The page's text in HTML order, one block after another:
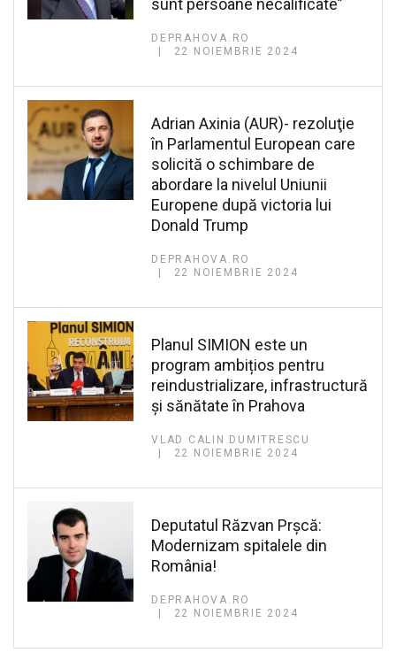
sunt persoane necalificate”
DEPRAHOVA.RO
22 NOIEMBRIE 2024
Adrian Axinia (AUR)- rezoluţie
în Parlamentul European care
solicită o schimbare de
abordare la nivelul Uniunii
Europene după victoria lui
Donald Trump
DEPRAHOVA.RO
22 NOIEMBRIE 2024
Planul SIMION este un
program ambițios pentru
reindustrializare, infrastructură
și sănătate în Prahova
VLAD CALIN DUMITRESCU
22 NOIEMBRIE 2024
Deputatul Răzvan Prșcă:
Modernizam spitalele din
România!
DEPRAHOVA.RO
22 NOIEMBRIE 2024